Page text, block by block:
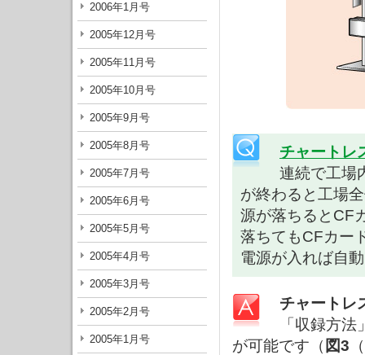
2006年1月号
2005年12月号
2005年11月号
2005年10月号
2005年9月号
2005年8月号
2005年7月号
2005年6月号
2005年5月号
2005年4月号
2005年3月号
2005年2月号
2005年1月号
チャートレ
連続で工場
が終わると工場
源が落ちるとCF
落ちてもCFカー
電源が入れば自
チャートレ
「収録方
が可能です（ 図3 （